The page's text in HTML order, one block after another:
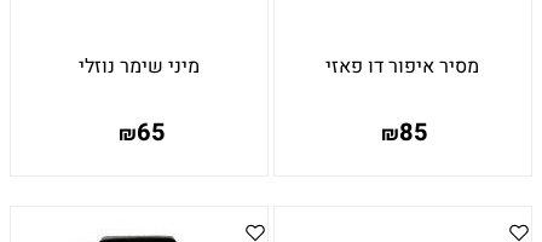
מסיר איפור דו פאזי
₪85
מיני שימר נוזלי
₪65